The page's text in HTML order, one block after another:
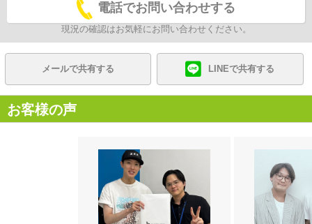
電話でお問い合わせする
現況の確認はお気軽にお問い合わせください。
メールで共有する LINEで共有する
お客様の声